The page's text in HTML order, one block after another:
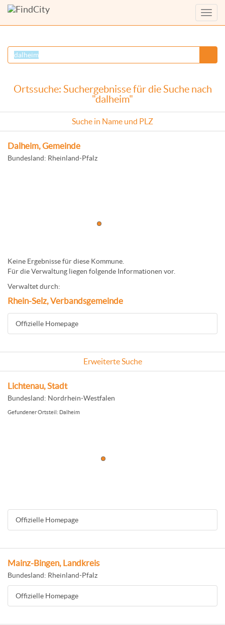
Menü
Ortssuche: Suchergebnisse für die Suche nach
"dalheim"
Suche in Name und PLZ
Dalheim, Gemeinde
Bundesland: Rheinland-Pfalz
Keine Ergebnisse für diese Kommune.
Für die Verwaltung liegen folgende Informationen vor.
Verwaltet durch:
Rhein-Selz, Verbandsgemeinde
Offizielle Homepage
Erweiterte Suche
Lichtenau, Stadt
Bundesland: Nordrhein-Westfalen
Gefundener Ortsteil: Dalheim
Offizielle Homepage
Mainz-Bingen, Landkreis
Bundesland: Rheinland-Pfalz
Offizielle Homepage